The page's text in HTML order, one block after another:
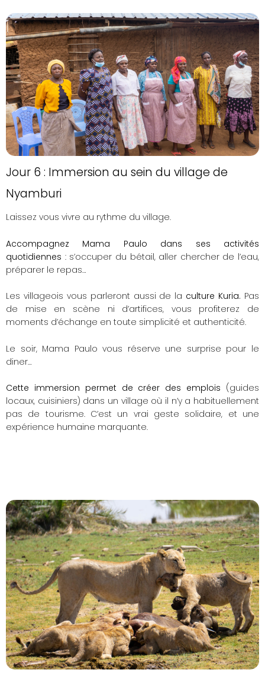
Jour 6 : Immersion au sein du village de
Nyamburi
Laissez vous vivre au rythme du village.
Accompagnez Mama Paulo dans ses activités
quotidiennes : s’occuper du bétail, aller chercher de l’eau,
préparer le repas…
Les villageois vous parleront aussi de la culture Kuria. Pas
de mise en scène ni d’artifices, vous profiterez de
moments d’échange en toute simplicité et authenticité.
Le soir, Mama Paulo vous réserve une surprise pour le
diner…
Cette immersion permet de créer des emplois (guides
locaux, cuisiniers) dans un village où il n’y a habituellement
pas de tourisme. C’est un vrai geste solidaire, et une
expérience humaine marquante.